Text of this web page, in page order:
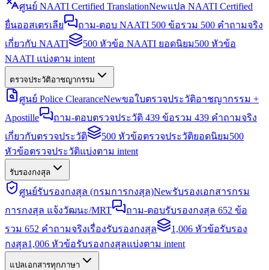
ศูนย์ NAATI Certified TranslationNewแปล NAATI Certified
ยื่นออสเตรเลีย
ถาม-ตอบ NAATI 500 ข้อรวม 500 คำถามจริง
เกี่ยวกับ NAATI
500 หัวข้อ NAATI ยอดนิยม500 หัวข้อ
NAATI แบ่งตาม intent
ตรวจประวัติอาชญากรรม
ศูนย์ Police ClearanceNewขอใบตรวจประวัติอาชญากรรม +
Apostille
ถาม-ตอบตรวจประวัติ 439 ข้อรวม 439 คำถามจริง
เกี่ยวกับตรวจประวัติ
500 หัวข้อตรวจประวัติยอดนิยม500
หัวข้อตรวจประวัติแบ่งตาม intent
รับรองกงสุล
ศูนย์รับรองกงสุล (กรมการกงสุล)Newรับรองเอกสารกรม
การกงสุล แจ้งวัฒนะ/MRT
ถาม-ตอบรับรองกงสุล 652 ข้อ
รวม 652 คำถามจริงเรื่องรับรองกงสุล
1,006 หัวข้อรับรอง
กงสุล1,006 หัวข้อรับรองกงสุลแบ่งตาม intent
แปลเอกสารทุกภาษา